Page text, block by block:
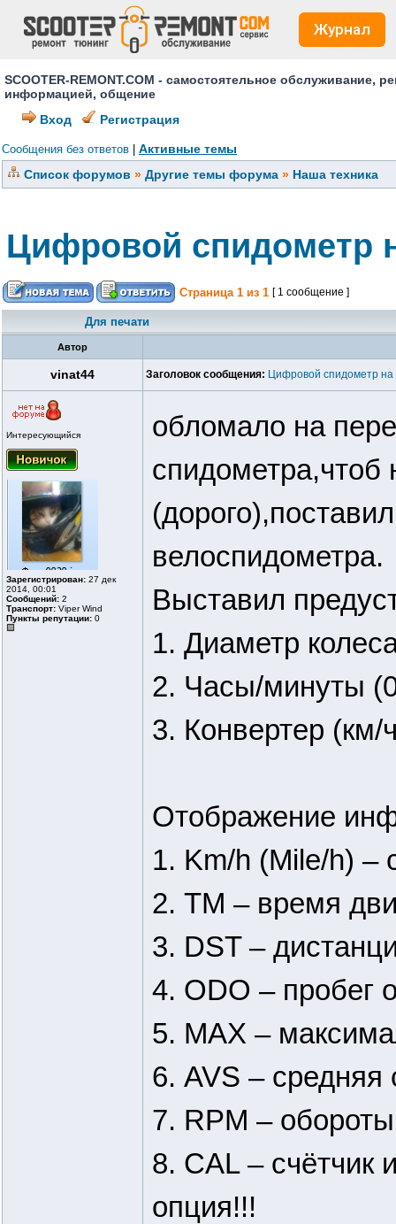
Журнал
SCOOTER-REMONT.COM - самостоятельное
информацией, общение
Вход
Регистрация
Сообщения без ответов
Активные темы
Список форумов » Другие темы форума » Наша техника
Цифровой спидометр
Страница 1 из 1 [ 1 сообщение ]
Для печати
Автор
vinat44 Заголовок сообщения: Цифровой спидометр на
Интересующийся
Зарегистрирован: 27 дек
2014, 00:01
Сообщений: 2
Транспорт: Viper Wind
Пункты репутации: 0
обломало на
спидометра,чтоб
велоспидометра.
Выставил
1. Диаметр
2. Часы/минуты
3. Конвертер (км/
Отображение
1. Km/h (Mile/h) –
2. TM – время
3. DST –
4. ODO – пробег
5. MAX –
6. AVS – средняя
7. RPM –
8. CAL – счётчик
опция!!!